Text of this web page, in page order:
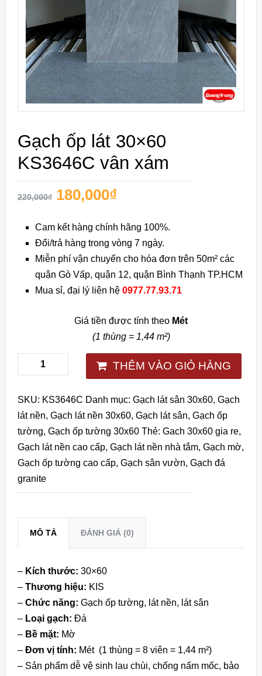
Gạch ốp lát 30×60
KS3646C vân xám
220,000₫ 180,000₫
Cam kết hàng chính hãng 100%.
Đổi/trả hàng trong vòng 7 ngày.
Miễn phí vận chuyển cho hóa đơn trên 50m² các
quận Gò Vấp, quận 12, quận Bình Thạnh TP.HCM
Mua sỉ, đại lý liên hệ0977.77.93.71
Giá tiền được tính theo Mét
(1 thùng = 1,44 m²)
THÊM VÀO GIỎ HÀNG
SKU: KS3646C Danh mục: Gạch lát sân 30x60, Gạch
lát nền, Gạch lát nền 30x60, Gạch lát sân, Gạch ốp
tường, Gạch ốp tường 30x60 Thẻ: Gach 30x60 gia re,
Gạch lát nền cao cấp, Gạch lát nền nhà tắm, Gạch mờ,
Gạch ốp tường cao cấp, Gạch sân vườn, Gạch đá
granite
MÔ TẢ ĐÁNH GIÁ (0)
– Kích thước: 30×60
– Thương hiệu: KIS
– Chức năng: Gạch ốp tường, lát nền, lát sân
– Loại gạch: Đá
– Bề mặt: Mờ
– Đơn vị tính: Mét (1 thùng = 8 viên = 1,44 m²)
– Sản phẩm dễ vệ sinh lau chùi, chống nấm mốc, bảo